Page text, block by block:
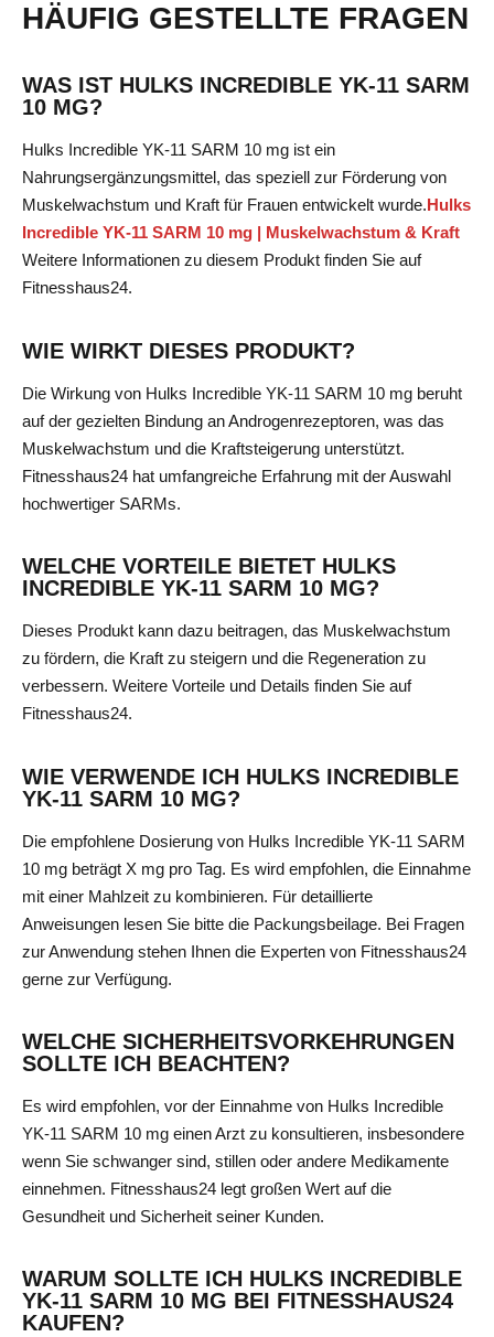
HÄUFIG GESTELLTE FRAGEN
WAS IST HULKS INCREDIBLE YK-11 SARM
10 MG?
Hulks Incredible YK-11 SARM 10 mg ist ein
Nahrungsergänzungsmittel, das speziell zur Förderung von
Muskelwachstum und Kraft für Frauen entwickelt wurde. Hulks
Incredible YK-11 SARM 10 mg | Muskelwachstum & Kraft
Weitere Informationen zu diesem Produkt finden Sie auf
Fitnesshaus24.
WIE WIRKT DIESES PRODUKT?
Die Wirkung von Hulks Incredible YK-11 SARM 10 mg beruht
auf der gezielten Bindung an Androgenrezeptoren, was das
Muskelwachstum und die Kraftsteigerung unterstützt.
Fitnesshaus24 hat umfangreiche Erfahrung mit der Auswahl
hochwertiger SARMs.
WELCHE VORTEILE BIETET HULKS
INCREDIBLE YK-11 SARM 10 MG?
Dieses Produkt kann dazu beitragen, das Muskelwachstum
zu fördern, die Kraft zu steigern und die Regeneration zu
verbessern. Weitere Vorteile und Details finden Sie auf
Fitnesshaus24.
WIE VERWENDE ICH HULKS INCREDIBLE
YK-11 SARM 10 MG?
Die empfohlene Dosierung von Hulks Incredible YK-11 SARM
10 mg beträgt X mg pro Tag. Es wird empfohlen, die Einnahme
mit einer Mahlzeit zu kombinieren. Für detaillierte
Anweisungen lesen Sie bitte die Packungsbeilage. Bei Fragen
zur Anwendung stehen Ihnen die Experten von Fitnesshaus24
gerne zur Verfügung.
WELCHE SICHERHEITSVORKEHRUNGEN
SOLLTE ICH BEACHTEN?
Es wird empfohlen, vor der Einnahme von Hulks Incredible
YK-11 SARM 10 mg einen Arzt zu konsultieren, insbesondere
wenn Sie schwanger sind, stillen oder andere Medikamente
einnehmen. Fitnesshaus24 legt großen Wert auf die
Gesundheit und Sicherheit seiner Kunden.
WARUM SOLLTE ICH HULKS INCREDIBLE
YK-11 SARM 10 MG BEI FITNESSHAUS24
KAUFEN?